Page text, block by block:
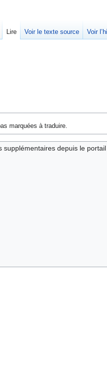
marquées à traduire.
depuis le
Lire Voir le texte source Voir